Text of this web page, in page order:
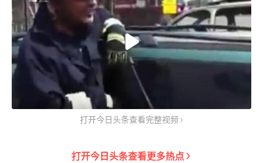
打开今日头条查看完整视频
打开今日头条查看更多热点